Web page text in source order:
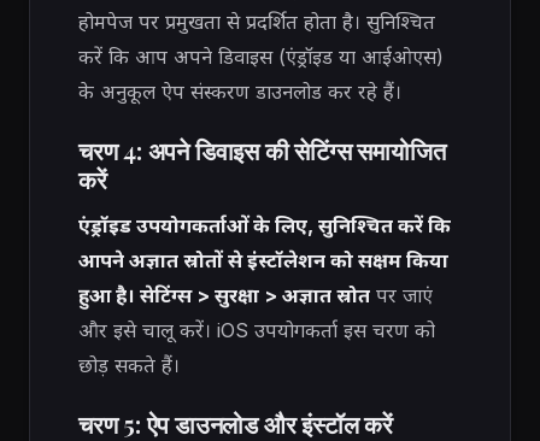
होमपेज पर प्रमुखता से प्रदर्शित होता है। सुनिश्चित
करें कि आप अपने डिवाइस (एंड्रॉइड या आईओएस)
के अनुकूल ऐप संस्करण डाउनलोड कर रहे हैं।
चरण 4: अपने डिवाइस की सेटिंग्स समायोजित
करें
एंड्रॉइड उपयोगकर्ताओं के लिए, सुनिश्चित करें कि
आपने अज्ञात स्रोतों से इंस्टॉलेशन को सक्षम किया
हुआ है। सेटिंग्स > सुरक्षा > अज्ञात स्रोत पर जाएं
और इसे चालू करें। iOS उपयोगकर्ता इस चरण को
छोड़ सकते हैं।
चरण 5: ऐप डाउनलोड और इंस्टॉल करें